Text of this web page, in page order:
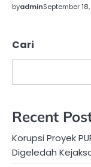
byadminSeptember
Cari
Recent
Korupsi Proyek
Digeledah